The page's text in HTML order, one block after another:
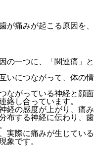
が痛みが起こる原因を、
の一つに、「関連痛」と
いにつながって、体の情
ながっている神経と顔面
絡し合っています。
経の感度が上がり、痛み
布する神経に伝わり、歯
実際に痛みが生じている
象です。